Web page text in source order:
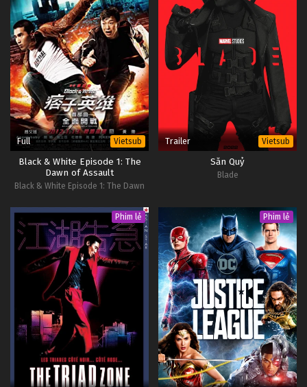
Full Vietsub
Black & White Episode 1: The
Dawn of Assault
Black & White Episode 1: The Dawn
Trailer Vietsub
Săn Quỷ
Blade
Phim lẻ Phim lẻ